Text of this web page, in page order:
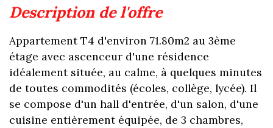
description de l'offre
Appartement T4 d'environ 71.80m2 au 3ème
étage avec ascenceur d'une résidence
idéalement située, au calme, à quelques minutes
de toutes commodités (écoles, collège, lycée). Il
se compose d'un hall d'entrée, d'un salon, d'une
cuisine entièrement équipée, de 3 chambres,